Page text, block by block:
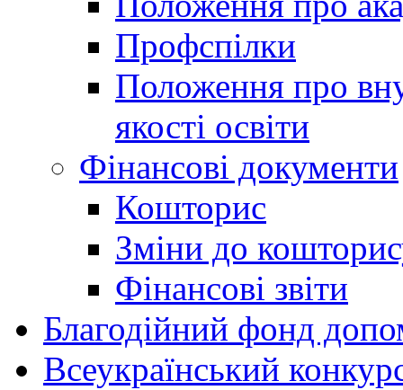
Профспілки
Положення про
якості освіти
Фінансові документи
Кошторис
Зміни до
Фінансові звіти
Благодійний фонд
Всеукраїнський